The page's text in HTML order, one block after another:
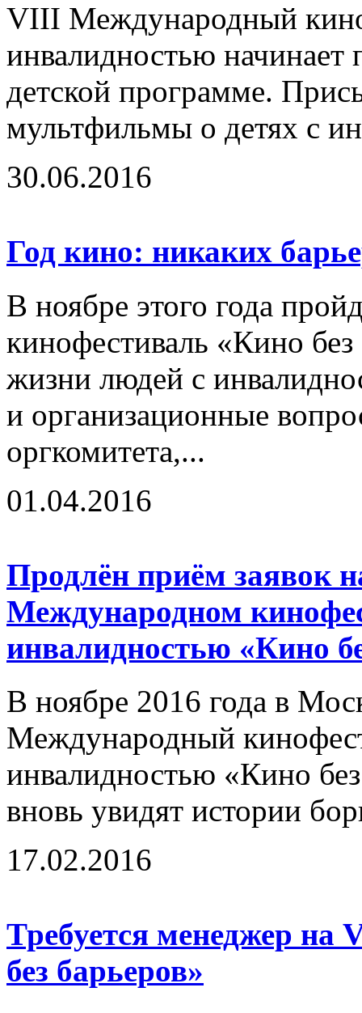
VIII Международный
инвалидностью начинает
детской программе.
мультфильмы о детях с
30.06.2016
Год кино: никаких
В ноябре этого года
кинофестиваль «Кино
жизни людей с
и организационные
оргкомитета,...
01.04.2016
Продлён приём заявок
Международном
инвалидностью «Кино
В ноябре 2016 года в
Международный
инвалидностью «Кино
вновь увидят истории
17.02.2016
Требуется менеджер
без барьеров»